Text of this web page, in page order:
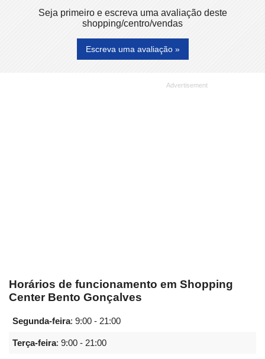
Seja primeiro e escreva uma avaliação deste
shopping/centro/vendas
Escreva uma avaliação »
Horários de funcionamento em Shopping
Center Bento Gonçalves
Segunda-feira: 9:00 - 21:00
Terça-feira: 9:00 - 21:00